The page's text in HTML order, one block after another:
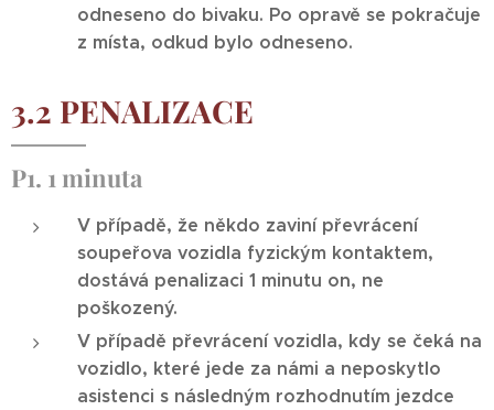
odneseno do bivaku. Po opravě se pokračuje
z místa, odkud bylo odneseno.
3.2 PENALIZACE
P1. 1 minuta
V případě, že někdo zaviní převrácení
soupeřova vozidla fyzickým kontaktem,
dostává penalizaci 1 minutu on, ne
poškozený.
V případě převrácení vozidla, kdy se čeká na
vozidlo, které jede za námi a neposkytlo
asistenci s následným rozhodnutím jezdce